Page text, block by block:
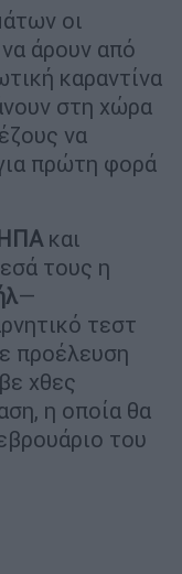
οι
άρουν από
καραντίνα
στη χώρα
να
πρώτη φορά
και
τους η
—
τεστ
προέλευση
χθες
η οποία θα
του